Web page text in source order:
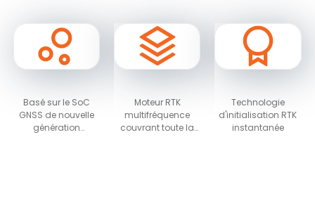
Basé sur le SoC
GNSS de nouvelle
génération
Moteur RTK
multifréquence
couvrant toute la
Technologie
d'initialisation RTK
instantanée